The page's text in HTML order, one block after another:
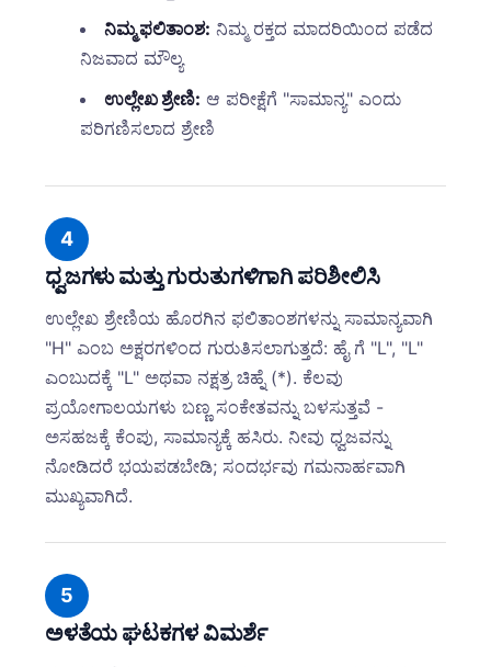
ನಿಮ್ಮ ಫಲಿತಾಂಶ: ನಿಮ್ಮ ರಕ್ತದ ಮಾದರಿಯಿಂದ ಪಡೆದ
ನಿಜವಾದ ಮೌಲ್ಯ
ಉಲ್ಲೇಖ ಶ್ರೇಣಿ: ಆ ಪರೀಕ್ಷೆಗೆ "ಸಾಮಾನ್ಯ" ಎಂದು
ಪರಿಗಣಿಸಲಾದ ಶ್ರೇಣಿ
4
ಧ್ವಜಗಳು ಮತ್ತು ಗುರುತುಗಳಿಗಾಗಿ ಪರಿಶೀಲಿಸಿ
ಉಲ್ಲೇಖ ಶ್ರೇಣಿಯ ಹೊರಗಿನ ಫಲಿತಾಂಶಗಳನ್ನು ಸಾಮಾನ್ಯವಾಗಿ
"H" ಎಂಬ ಅಕ್ಷರಗಳಿಂದ ಗುರುತಿಸಲಾಗುತ್ತದೆ: ಹೈ ಗೆ "L", "L"
ಎಂಬುದಕ್ಕೆ "L" ಅಥವಾ ನಕ್ಷತ್ರ ಚಿಹ್ನೆ (*). ಕೆಲವು
ಪ್ರಯೋಗಾಲಯಗಳು ಬಣ್ಣ ಸಂಕೇತವನ್ನು ಬಳಸುತ್ತವೆ -
ಅಸಹಜಕ್ಕೆ ಕೆಂಪು, ಸಾಮಾನ್ಯಕ್ಕೆ ಹಸಿರು. ನೀವು ಧ್ವಜವನ್ನು
ನೋಡಿದರೆ ಭಯಪಡಬೇಡಿ; ಸಂದರ್ಭವು ಗಮನಾರ್ಹವಾಗಿ
ಮುಖ್ಯವಾಗಿದೆ.
5
ಅಳತೆಯ ಘಟಕಗಳ ವಿಮರ್ಶೆ